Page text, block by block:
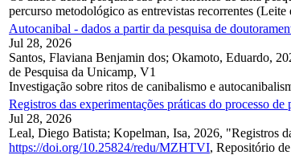
percurso metodológico as entrevistas recorrentes
Autocanibal - dados a partir da pesquisa de
Jul 28, 2026
Santos, Flaviana Benjamin dos; Okamoto, Eduardo,
de Pesquisa da Unicamp, V1
Investigação sobre ritos de canibalismo e
Registros das experimentações práticas do processo
Jul 28, 2026
Leal, Diego Batista; Kopelman, Isa, 2026, "Registros
https://doi.org/10.25824/redu/MZHTVI, Repositório